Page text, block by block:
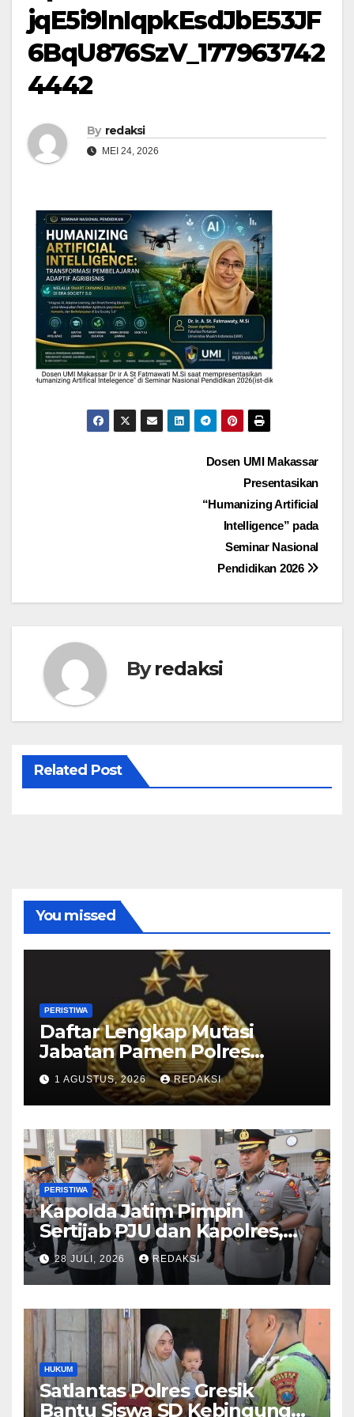
jqE5i9lnIqpkEsdJbE53JF
6BqU876SzV_177963742
4442
By redaksi
MEI 24, 2026
Dosen UMI Makassar
Presentasikan
“Humanizing Artificial
Intelligence” pada
Seminar Nasional
Pendidikan 2026
Byredaksi
Related Post
You missed
PERISTIWA
Daftar Lengkap Mutasi
Jabatan Pamen Polres
Jajaran Polda Jatim 2026
1 AGUSTUS, 2026 REDAKSI
PERISTIWA
Kapolda Jatim Pimpin
Sertijab PJU dan Kapolres,
Perkuat Regenerasi
Kepemimpinan dan
Pelayanan Presisi
28 JULI, 2026 REDAKSI
HUKUM
Satlantas Polres Gresik
Bantu Siswa SD Kebingungan